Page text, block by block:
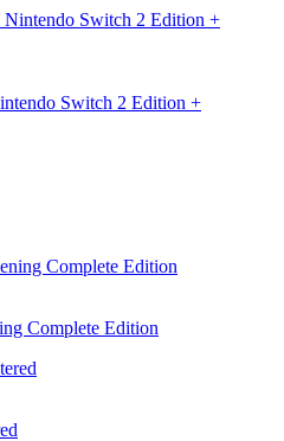
Switch 2 Edition +
Complete Edition